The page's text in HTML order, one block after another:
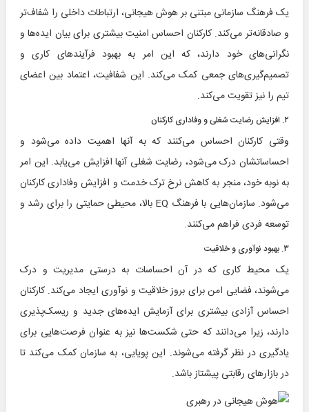
یک فرهنگ سازمانی مبتنی بر هوش هیجانی، ارتباطات داخلی را شفاف‌تر
و صادقانه‌تر می‌کند. کارکنان احساس امنیت بیشتری برای بیان ایده‌ها و
نگرانی‌های خود دارند، که این امر به بهبود فرآیندهای کاری و
تصمیم‌گیری‌های جمعی کمک می‌کند. این شفافیت، اعتماد بین اعضای
تیم را نیز تقویت می‌کند.
۲. افزایش رضایت شغلی و وفاداری کارکنان
وقتی کارکنان احساس می‌کنند که به آنها اهمیت داده می‌شود و
احساساتشان درک می‌شود، رضایت شغلی آنها افزایش می‌یابد. این امر
به نوبه خود، منجر به کاهش نرخ ترک خدمت و افزایش وفاداری کارکنان
می‌شود. سازمان‌هایی با فرهنگ EQ بالا، محیطی حمایتی را برای رشد و
توسعه فردی فراهم می‌کنند.
۳. بهبود نوآوری و خلاقیت
یک محیط کاری که در آن احساسات به درستی مدیریت و درک
می‌شوند، فضایی امن برای بروز خلاقیت و نوآوری ایجاد می‌کند. کارکنان
احساس آزادی بیشتری برای آزمایش ایده‌های جدید و ریسک‌پذیری
دارند، زیرا می‌دانند که حتی شکست‌ها نیز به عنوان فرصت‌هایی برای
یادگیری در نظر گرفته می‌شوند. این پویایی، به سازمان کمک می‌کند تا
در بازارهای رقابتی پیشتاز باشد.